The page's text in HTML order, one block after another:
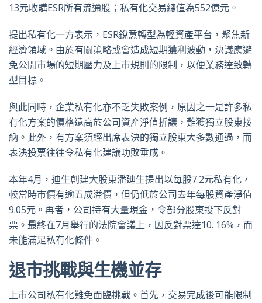
13元收購ESR所有流通股；私有化交易總值為552億元。
提出私有化一方表示，ESR銳意轉型為輕資產平台，聚焦新
經濟領域。由於有關策略或會造成短期獲利波動，決議應避
免公開市場的短期壓力及上市規則的限制，以便業務達致轉
型目標。
與此同時，企業私有化亦不乏失敗案例，原因之一是許多私
有化方案的價格遠高於公司資產淨值折讓，難獲獨立股東接
納。此外，有方案須經出席表決的獨立股東大多數通過，而
表決投票往往令私有化建議功敗垂成。
本年4月，迪生創建大股東潘廸生提出以每股7.2元私有化，
較當時市價有逾五成溢價，但仍低於公司去年每股資產淨值
9.05元。再者，公司持有大量現金，令部分股東投下反對
票。最終在7月舉行的法院會議上，因反對票達10. 16%，而
未能滿足私有化條件。
退市挑戰與生機並存
上市公司私有化難免面臨挑戰。首先，交易完成後可能限制